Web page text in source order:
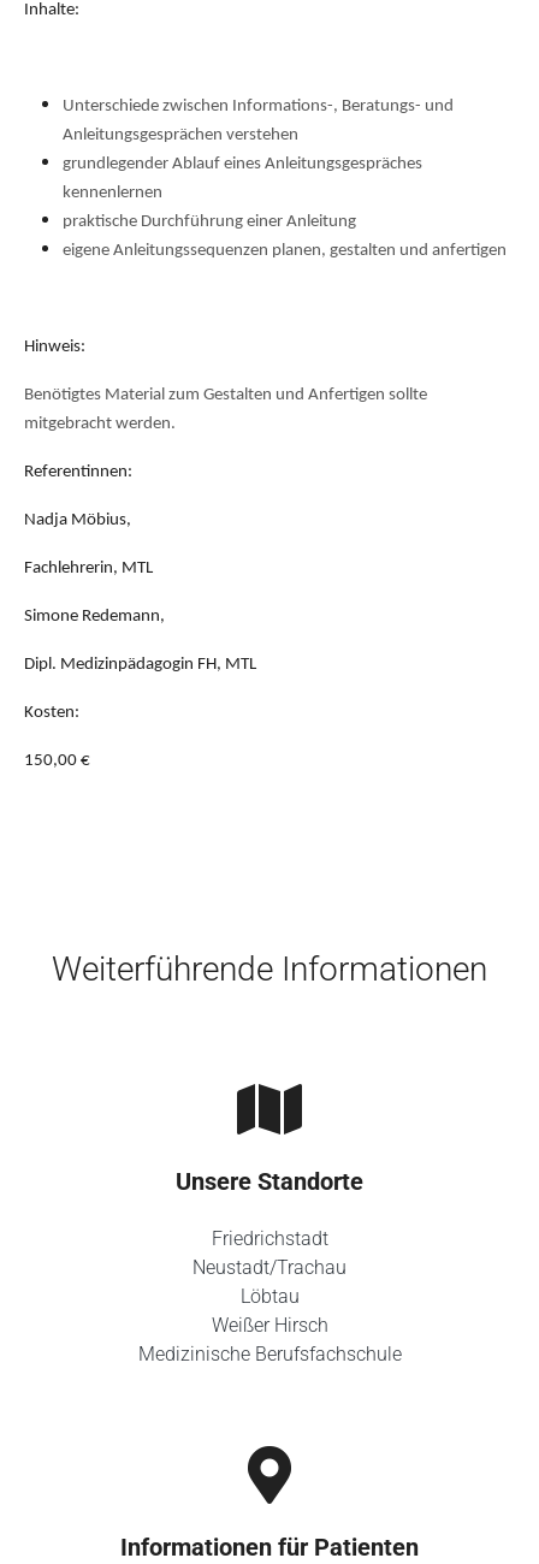
Inhalte:
Unterschiede zwischen Informations-, Beratungs- und
Anleitungsgesprächen verstehen
grundlegender Ablauf eines Anleitungsgespräches
kennenlernen
praktische Durchführung einer Anleitung
eigene Anleitungssequenzen planen, gestalten und anfertigen
Hinweis:
Benötigtes Material zum Gestalten und Anfertigen sollte
mitgebracht werden.
Referentinnen:
Nadja Möbius,
Fachlehrerin, MTL
Simone Redemann,
Dipl. Medizinpädagogin FH, MTL
Kosten:
150,00 €
Weiterführende Informationen
Unsere Standorte
Friedrichstadt
Neustadt/Trachau
Löbtau
Weißer Hirsch
Medizinische Berufsfachschule
Informationen für Patienten